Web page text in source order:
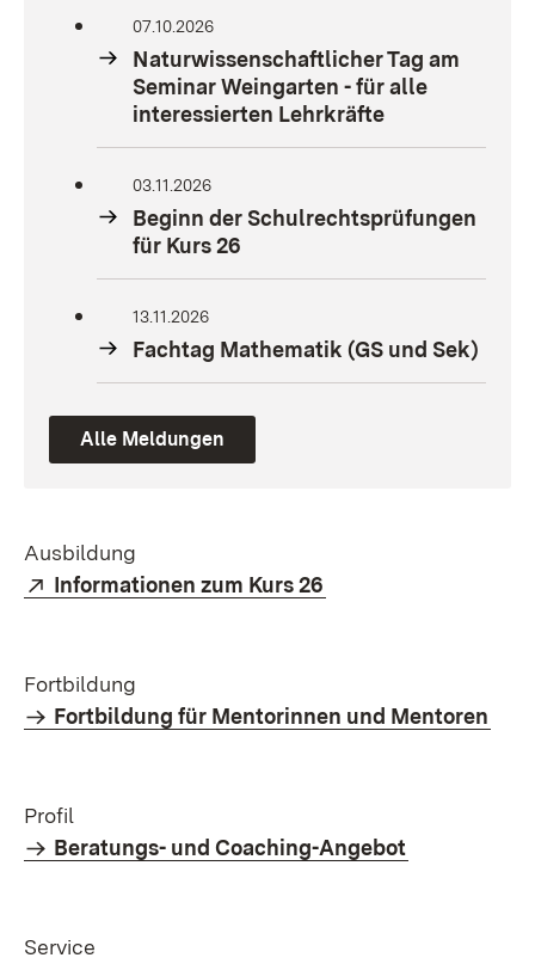
07.10.2026
Naturwissenschaftlicher Tag am
Seminar Weingarten - für alle
interessierten Lehrkräfte
03.11.2026
Beginn der Schulrechtsprüfungen
für Kurs 26
13.11.2026
Fachtag Mathematik (GS und Sek)
Alle Meldungen
Ausbildung
Extern:
Informationen zum Kurs 26
Fortbildung
Fortbildung für Mentorinnen und Mentoren
Profil
Beratungs- und Coaching-Angebot
Service